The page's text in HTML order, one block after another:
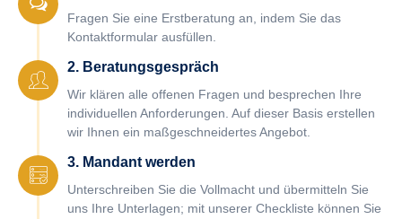
Fragen Sie eine Erstberatung an, indem Sie das
Kontaktformular ausfüllen.
2. Beratungsgespräch
Wir klären alle offenen Fragen und besprechen Ihre
individuellen Anforderungen. Auf dieser Basis erstellen
wir Ihnen ein maßgeschneidertes Angebot.
3. Mandant werden
Unterschreiben Sie die Vollmacht und übermitteln Sie
uns Ihre Unterlagen; mit unserer Checkliste können Sie